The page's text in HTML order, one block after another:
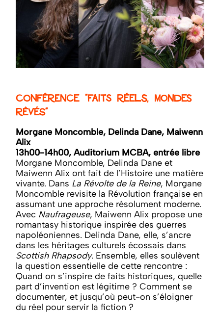
Conférence "Faits réels, mondes
rêvés"
Morgane Moncomble, Delinda Dane, Maiwenn
Alix
13h00-14h00, Auditorium MCBA, entrée libre
Morgane Moncomble, Delinda Dane et
Maiwenn Alix ont fait de l’Histoire une matière
vivante. Dans La Révolte de la Reine, Morgane
Moncomble revisite la Révolution française en
assumant une approche résolument moderne.
Avec Naufrageuse, Maiwenn Alix propose une
romantasy historique inspirée des guerres
napoléoniennes. Delinda Dane, elle, s’ancre
dans les héritages culturels écossais dans
Scottish Rhapsody. Ensemble, elles soulèvent
la question essentielle de cette rencontre :
Quand on s’inspire de faits historiques, quelle
part d’invention est légitime ? Comment se
documenter, et jusqu’où peut-on s’éloigner
du réel pour servir la fiction ?